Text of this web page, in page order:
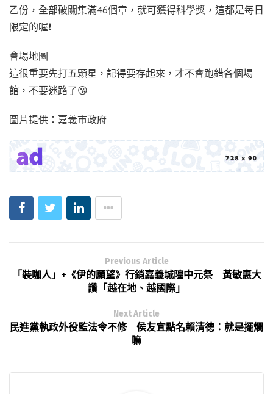
乙份，全部破關集滿46個章，就可獲得科學獎，這都是每日
限定的喔❗️
會場地圖
這很重要先打五顆星，記得要存起來，才不會跑錯各個場
館，不要迷路了😘
圖片提供：嘉義市政府
Previous Article
「裝咖人」+《伊的願望》行銷嘉義城隍中元祭 黃敏惠大
讚「越在地、越國際」
Next Article
民進黨執政外役監法令不修 侯友宜點名賴清德：就是擺爛
嘛